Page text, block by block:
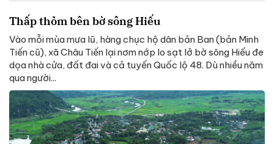
Thấp thỏm bên bờ sông Hiếu
Vào mỗi mùa mưa lũ, hàng chục hộ dân bản Ban (bản Minh
Tiến cũ), xã Châu Tiến lại nơm nớp lo sạt lở bờ sông Hiếu đe
dọa nhà cửa, đất đai và cả tuyến Quốc lộ 48. Dù nhiều năm
qua người...